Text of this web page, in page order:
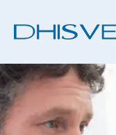
contenido